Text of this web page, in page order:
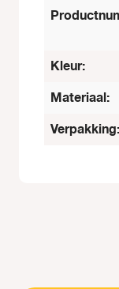
Kleur:
Materiaal:
Verpakking: